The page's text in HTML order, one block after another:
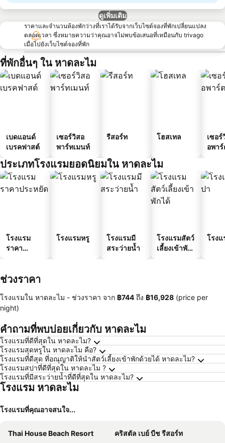
ดูเพิ่มเติม
ราคาและจำนวนห้องพักว่างที่เราได้รับจากเว็บไซต์จองที่พักเปลี่ยนแปลง
ตลอดเวลา ซึ่งหมายความว่าคุณอาจไม่พบข้อเสนอที่เหมือนกับ trivago
เมื่อไปยังเว็บไซต์จองที่พัก
ที่พักอื่นๆ ใน หาดละไม
เบดแอนด์
เบรคฟาสต์
เซอร์วิสอ
พาร์ทเมนท์
รีสอร์ท โฮสเทล
เซอร์
อพา
ประเภทโรงแรมยอดนิยมใน หาดละไม
โรงแรม
ราคา
โรงแรมหรู
โรงแรมมี
สระว่ายน้ำ
โรงแรมสัตว์
เลี้ยงเข้าพัก
โรง
ช่วงราคา
โรงแรมใน หาดละไม - ช่วงราคา จาก ‎฿744 ถึง ‎฿16,928 (price per
night)
คำถามที่พบบ่อยเกี่ยวกับ หาดละไม
โรงแรมที่ดีที่สุดใน หาดละไม?
โรงแรมสุดหรูใน หาดละไม คือ?
โรงแรมที่ดีสุด ที่อณุญาติให้นำสัตว์เลี้ยงเข้าพักด้วยได้ หาดละไม?
โรงแรมสปาที่ดีที่สุดใน หาดละไม ?
โรงแรมที่มีสระว่ายน้ำที่ดีที่สุดใน หาดละไม?
โรงแรม หาดละไม
โรงแรมที่คุณอาจสนใจ...
Thai House Beach Resort
คริสตัล เบย์ บีช รีสอร์ท